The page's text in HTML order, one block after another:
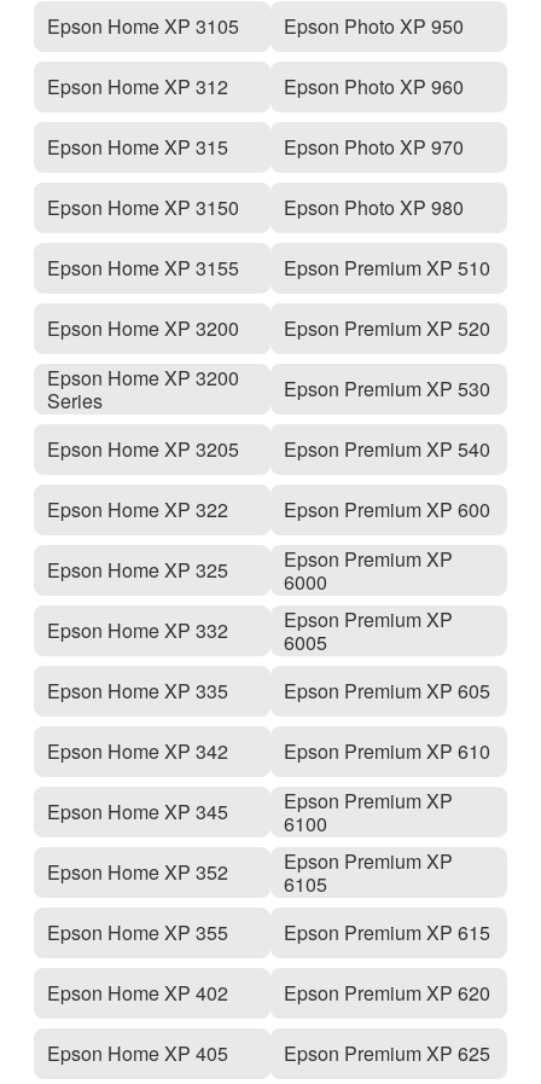
Epson Home XP 3105
Epson Home XP 312
Epson Home XP 315
Epson Home XP 3150
Epson Home XP 3155
Epson Home XP 3200
Epson Home XP 3200
Series
Epson Home XP 3205
Epson Home XP 322
Epson Home XP 325
Epson Home XP 332
Epson Home XP 335
Epson Home XP 342
Epson Home XP 345
Epson Home XP 352
Epson Home XP 355
Epson Home XP 402
Epson Home XP 405
Epson Photo XP 950
Epson Photo XP 960
Epson Photo XP 970
Epson Photo XP 980
Epson Premium XP 510
Epson Premium XP 520
Epson Premium XP 530
Epson Premium XP 540
Epson Premium XP 600
Epson Premium XP
6000
Epson Premium XP
6005
Epson Premium XP 605
Epson Premium XP 610
Epson Premium XP
6100
Epson Premium XP
6105
Epson Premium XP 615
Epson Premium XP 620
Epson Premium XP 625